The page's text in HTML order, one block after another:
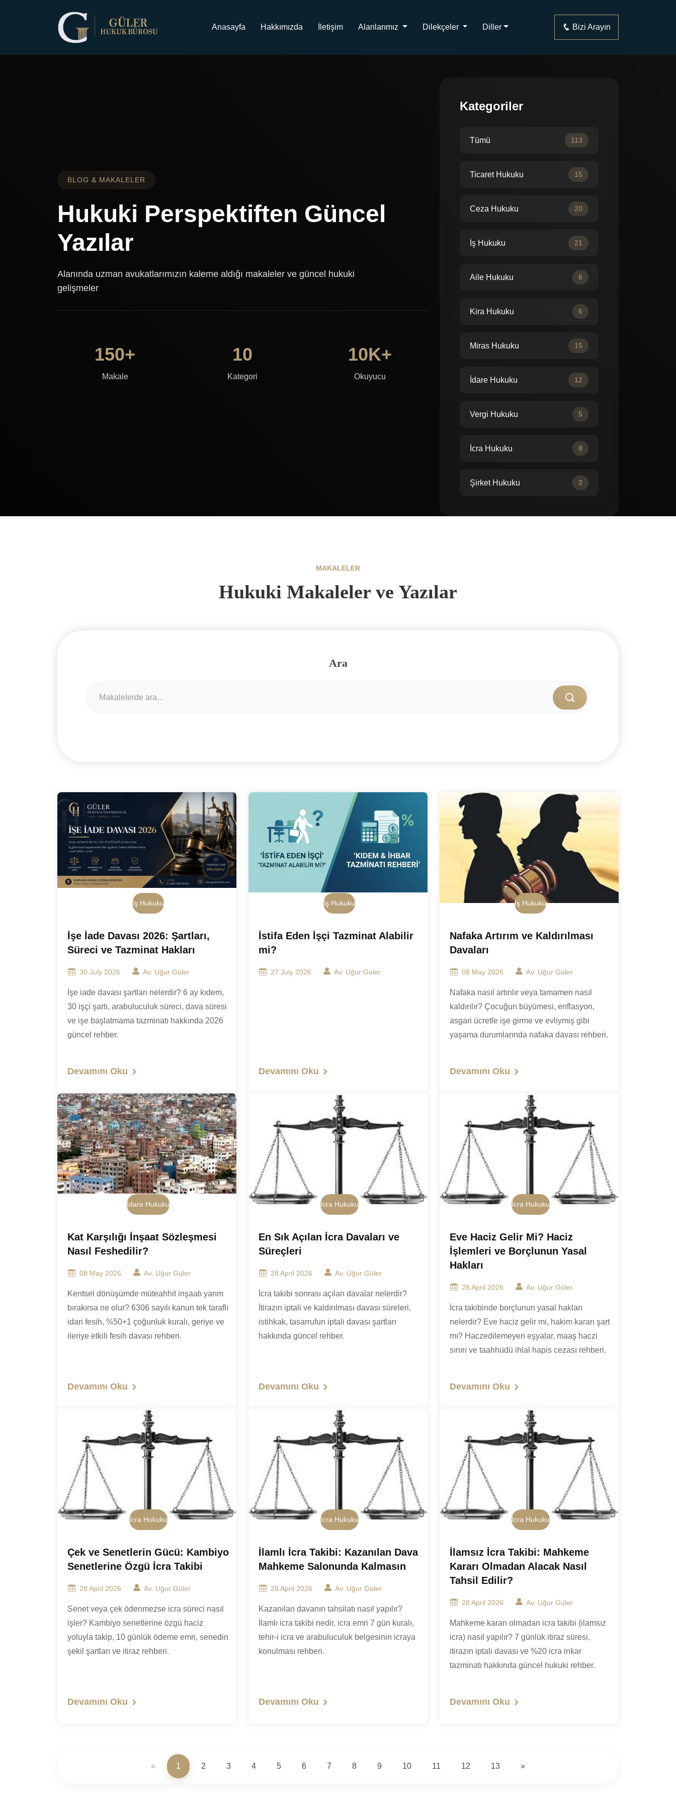
Anasayfa Hakkımızda İletişim Alanlarımız Dilekçeler Diller Bizi Arayın
Ana Sayfa
BLOG & MAKALELER
Hukuki Perspektiften Güncel
Yazılar
Alanında uzman avukatlarımızın kaleme aldığı makaleler ve güncel hukuki
gelişmeler
150+
Makale
10
Kategori
10K+
Okuyucu
Kategoriler
Tümü 113
Ticaret Hukuku 15
Ceza Hukuku 20
İş Hukuku 21
Aile Hukuku 6
Kira Hukuku 6
Miras Hukuku 15
İdare Hukuku 12
Vergi Hukuku 5
İcra Hukuku 8
Şirket Hukuku 3
MAKALELER
Hukuki Makaleler ve Yazılar
Ara
İş Hukuku
İşe İade Davası 2026: Şartları,
Süreci ve Tazminat Hakları
30 July 2026 Av. Uğur Güler
İşe iade davası şartları nelerdir? 6 ay kıdem,
30 işçi şartı, arabuluculuk süreci, dava süresi
ve işe başlatmama tazminatı hakkında 2026
güncel rehber.
Devamını Oku
İş Hukuku
İstifa Eden İşçi Tazminat Alabilir
mi?
27 July 2026 Av. Uğur Güler
Devamını Oku
İş Hukuku
Nafaka Artırım ve Kaldırılması
Davaları
08 May 2026 Av. Uğur Güler
Nafaka nasıl artırılır veya tamamen nasıl
kaldırılır? Çocuğun büyümesi, enflasyon,
asgari ücretle işe girme ve evliymiş gibi
yaşama durumlarında nafaka davası rehberi.
Devamını Oku
İdare Hukuku
Kat Karşılığı İnşaat Sözleşmesi
Nasıl Feshedilir?
08 May 2026 Av. Uğur Güler
Kentsel dönüşümde müteahhit inşaatı yarım
bırakırsa ne olur? 6306 sayılı kanun tek taraflı
idari fesih, %50+1 çoğunluk kuralı, geriye ve
ileriye etkili fesih davası rehberi.
Devamını Oku
İcra Hukuku
En Sık Açılan İcra Davaları ve
Süreçleri
28 April 2026 Av. Uğur Güler
İcra takibi sonrası açılan davalar nelerdir?
İtirazın iptali ve kaldırılması davası süreleri,
istihkak, tasarrufun iptali davası şartları
hakkında güncel rehber.
Devamını Oku
İcra Hukuku
Eve Haciz Gelir Mi? Haciz
İşlemleri ve Borçlunun Yasal
Hakları
28 April 2026 Av. Uğur Güler
İcra takibinde borçlunun yasal hakları
nelerdir? Eve haciz gelir mi, hakim kararı şart
mı? Haczedilemeyen eşyalar, maaş haczi
sınırı ve taahhüdü ihlal hapis cezası rehberi.
Devamını Oku
İcra Hukuku
Çek ve Senetlerin Gücü: Kambiyo
Senetlerine Özgü İcra Takibi
28 April 2026 Av. Uğur Güler
Senet veya çek ödenmezse icra süreci nasıl
işler? Kambiyo senetlerine özgü haciz
yoluyla takip, 10 günlük ödeme emri, senedin
şekil şartları ve itiraz rehberi.
Devamını Oku
İcra Hukuku
İlamlı İcra Takibi: Kazanılan Dava
Mahkeme Salonunda Kalmasın
28 April 2026 Av. Uğur Güler
Kazanılan davanın tahsilatı nasıl yapılır?
İlamlı icra takibi nedir, icra emri 7 gün kuralı,
tehir-i icra ve arabuluculuk belgesinin icraya
konulması rehberi.
Devamını Oku
İcra Hukuku
İlamsız İcra Takibi: Mahkeme
Kararı Olmadan Alacak Nasıl
Tahsil Edilir?
28 April 2026 Av. Uğur Güler
Mahkeme kararı olmadan icra takibi (ilamsız
icra) nasıl yapılır? 7 günlük itiraz süresi,
itirazın iptali davası ve %20 icra inkar
tazminatı hakkında güncel hukuki rehber.
Devamını Oku
« 1 2 3 4 5 6 7 8 9 10 11 12 13 »